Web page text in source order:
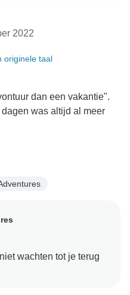
2022
originele taal
dan een vakantie".
was altijd al meer
wachten tot je terug